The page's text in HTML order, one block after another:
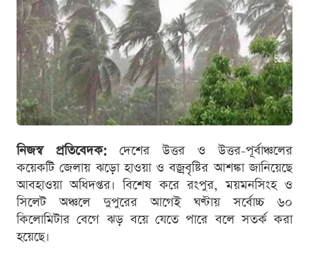
নিজস্ব প্রতিবেদক: দেশের উত্তর ও উত্তর-পূর্বাঞ্চলের
কয়েকটি জেলায় ঝড়ো হাওয়া ও বজ্রবৃষ্টির আশঙ্কা জানিয়েছে
আবহাওয়া অধিদপ্তর। বিশেষ করে রংপুর, ময়মনসিংহ ও
সিলেট অঞ্চলে দুপুরের আগেই ঘণ্টায় সর্বোচ্চ ৬০
কিলোমিটার বেগে ঝড় বয়ে যেতে পারে বলে সতর্ক করা
হয়েছে।